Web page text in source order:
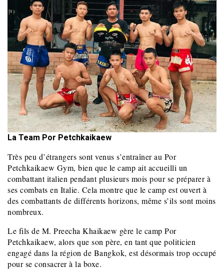
La Team Por Petchkaikaew
Très peu d’étrangers sont venus s’entraîner au Por
Petchkaikaew Gym, bien que le camp ait accueilli un
combattant italien pendant plusieurs mois pour se préparer à
ses combats en Italie. Cela montre que le camp est ouvert à
des combattants de différents horizons, même s’ils sont moins
nombreux.
Le fils de M. Preecha Khaikaew gère le camp Por
Petchkaikaew, alors que son père, en tant que politicien
engagé dans la région de Bangkok, est désormais trop occupé
pour se consacrer à la boxe.